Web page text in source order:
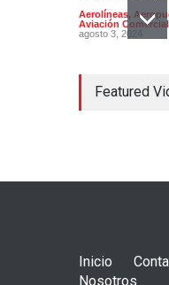
Aerolíneas,
Aviación Comercial
agosto 3, 2024
supersónico
Featured
Inicio
Nosotros